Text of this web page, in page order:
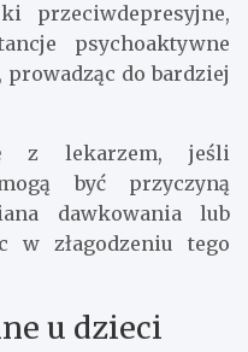
przeciwdepresyjne,
psychoaktywne
prowadząc do bardziej
z lekarzem, jeśli
być przyczyną
dawkowania lub
w złagodzeniu tego
u dzieci